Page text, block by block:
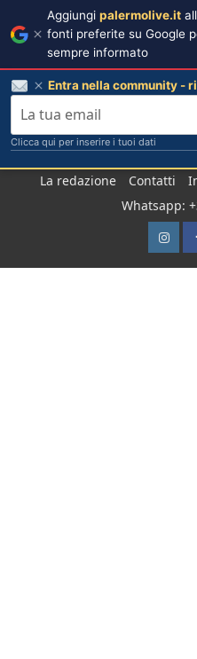
La redazione Contatti
Whatsapp:
Aggiungi palermolive.it
fonti preferite su Google
sempre informato
Entra nella community -
Clicca qui per inserire i tuoi dati